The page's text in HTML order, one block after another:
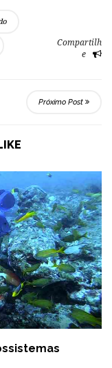
Compartilh
e
Próximo Post